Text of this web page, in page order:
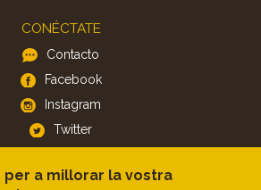
CONÉCTATE
Contacto
Facebook
Instagram
Twitter
APP
per a millorar la vostra